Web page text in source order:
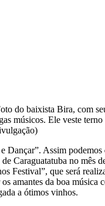
do baixista Bira, com
músicos. Ele veste terno
Dançar”. Assim
Caraguatatuba no mês
Festival”, que será
amantes da boa música
a ótimos vinhos.